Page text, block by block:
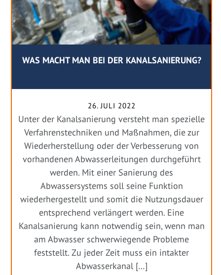
WAS MACHT MAN BEI DER KANALSANIERUNG?
26. JULI 2022
Unter der Kanalsanierung versteht man spezielle
Verfahrenstechniken und Maßnahmen, die zur
Wiederherstellung oder der Verbesserung von
vorhandenen Abwasserleitungen durchgeführt
werden. Mit einer Sanierung des
Abwassersystems soll seine Funktion
wiederhergestellt und somit die Nutzungsdauer
entsprechend verlängert werden. Eine
Kanalsanierung kann notwendig sein, wenn man
am Abwasser schwerwiegende Probleme
feststellt. Zu jeder Zeit muss ein intakter
Abwasserkanal […]